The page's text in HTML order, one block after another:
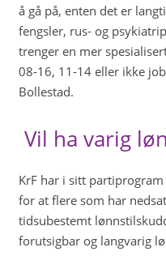
å gå på, enten det er
fengsler, rus- og
trenger en mer
08-16, 11-14 eller ikke
Bollestad.
Vil ha varig
KrF har i sitt
for at flere som har
tidsubestemt
forutsigbar og langvarig